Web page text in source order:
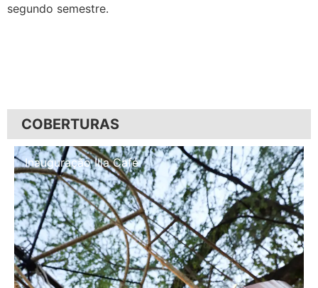
segundo semestre.
COBERTURAS
Inauguração Illa Café